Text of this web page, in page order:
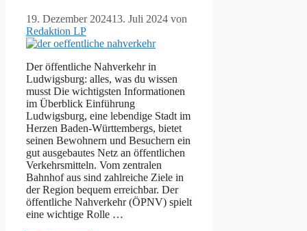
19. Dezember 202413. Juli 2024 von
Redaktion LP
Der öffentliche Nahverkehr in
Ludwigsburg: alles, was du wissen
musst Die wichtigsten Informationen
im Überblick Einführung
Ludwigsburg, eine lebendige Stadt im
Herzen Baden-Württembergs, bietet
seinen Bewohnern und Besuchern ein
gut ausgebautes Netz an öffentlichen
Verkehrsmitteln. Vom zentralen
Bahnhof aus sind zahlreiche Ziele in
der Region bequem erreichbar. Der
öffentliche Nahverkehr (ÖPNV) spielt
eine wichtige Rolle …